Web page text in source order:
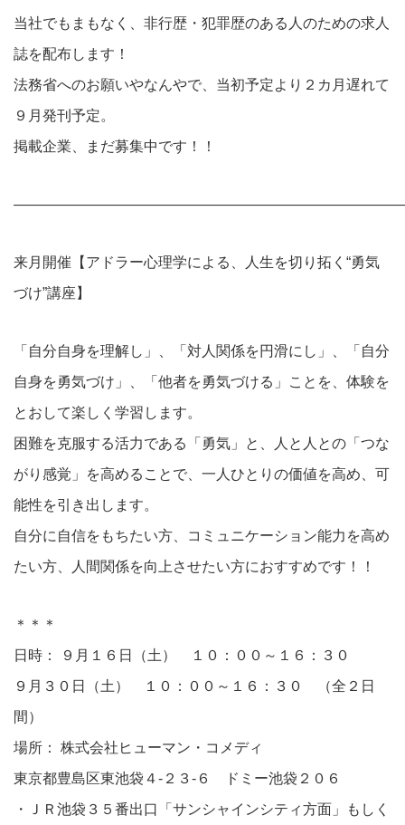
当社でもまもなく、非行歴・犯罪歴のある人のための求人
誌を配布します！
法務省へのお願いやなんやで、当初予定より２カ月遅れて
９月発刊予定。
掲載企業、まだ募集中です！！
来月開催【アドラー心理学による、人生を切り拓く“勇気
づけ”講座】
「自分自身を理解し」、「対人関係を円滑にし」、「自分
自身を勇気づけ」、「他者を勇気づける」ことを、体験を
とおして楽しく学習します。
困難を克服する活力である「勇気」と、人と人との「つな
がり感覚」を高めることで、一人ひとりの価値を高め、可
能性を引き出します。
自分に自信をもちたい方、コミュニケーション能力を高め
たい方、人間関係を向上させたい方におすすめです！！
＊＊＊
日時： ９月１６日（土） １０：００～１６：３０
９月３０日（土） １０：００～１６：３０ （全２日
間）
場所： 株式会社ヒューマン・コメディ
東京都豊島区東池袋４-２３-６ ドミー池袋２０６
・ＪＲ池袋３５番出口「サンシャインシティ方面」もしく